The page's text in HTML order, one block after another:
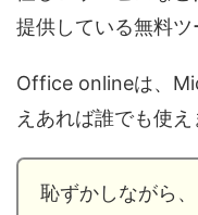
提供している無料ツ
Office onlineは、
えあれば誰でも使え
恥ずかしながら